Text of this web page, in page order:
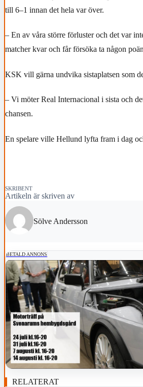
till 6–1 innan det hela var över.
– En av våra större förluster och det var
matcher kvar och får försöka ta någon
KSK vill gärna undvika sistaplatsen som
– Vi möter Real Internacional i sista och
chansen.
En spelare ville Hellund lyfta fram i dag
SKRIBENT
Artikeln är skriven av
Sölve Andersson
BETALD ANNONS
RELATERAT